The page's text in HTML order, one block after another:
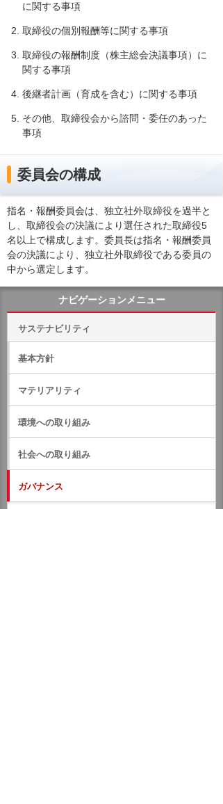
に関する事項
取締役の個別報酬等に関する事項
取締役の報酬制度（株主総会決議事項）に
関する事項
後継者計画（育成を含む）に関する事項
その他、取締役会から諮問・委任のあった
事項
委員会の構成
指名・報酬委員会は、独立社外取締役を過半と
し、取締役会の決議により選任された取締役5
名以上で構成します。委員長は指名・報酬委員
会の決議により、独立社外取締役である委員の
中から選定します。
ナビゲーションメニュー
サステナビリティ
基本方針
マテリアリティ
環境への取り組み
社会への取り組み
ガバナンス